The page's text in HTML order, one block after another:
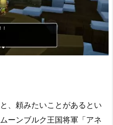
、頼みたいことがあるとい
ーンブルク王国将軍「アネ